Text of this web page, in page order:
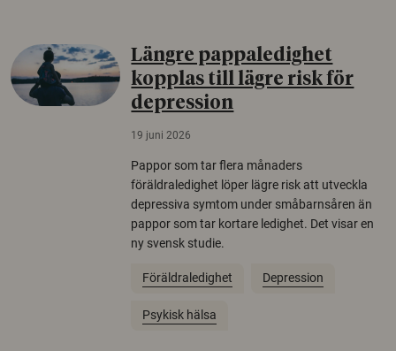
Längre pappaledighet
kopplas till lägre risk för
depression
19 juni 2026
Pappor som tar flera månaders
föräldraledighet löper lägre risk att utveckla
depressiva symtom under småbarnsåren än
pappor som tar kortare ledighet. Det visar en
ny svensk studie.
Föräldraledighet Depression
Psykisk hälsa